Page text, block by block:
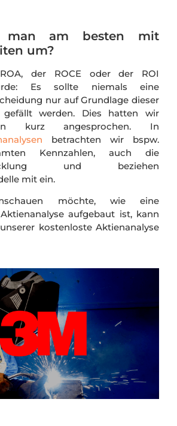
am besten mit
um?
der ROCE oder der ROI
Es sollte niemals eine
nur auf Grundlage dieser
gefällt werden. Dies hatten wir
kurz angesprochen. In
betrachten wir bspw.
Kennzahlen, auch die
und beziehen
mit ein.
möchte, wie eine
aufgebaut ist, kann
kostenloste Aktienanalyse